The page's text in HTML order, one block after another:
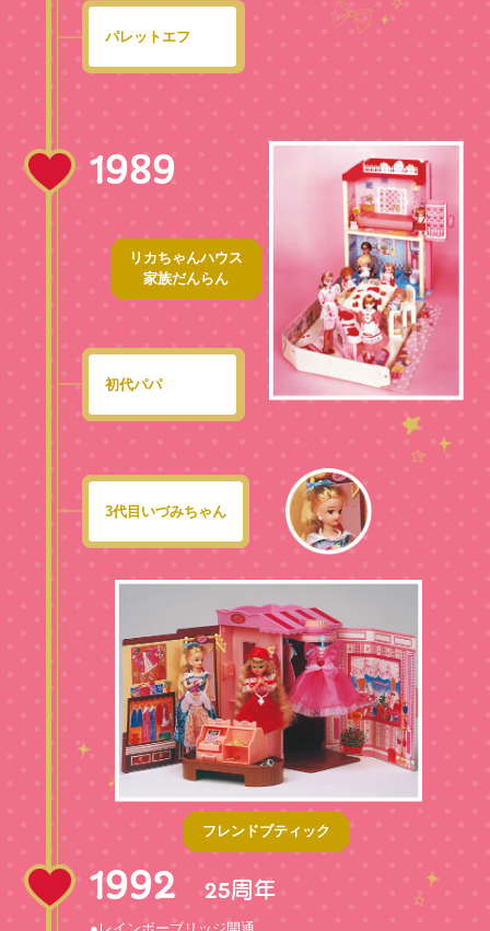
パレットエフ
1989
リカちゃんハウス
家族だんらん
初代パパ
3代目いづみちゃん
フレンドブティック
1992 25周年